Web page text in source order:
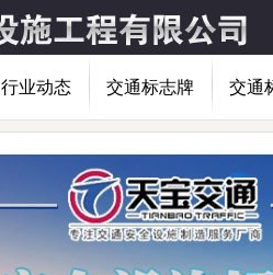
行业动态 交通标志牌 交通